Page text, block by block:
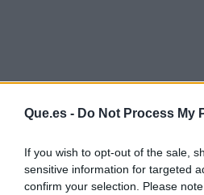
Que.es - Do Not Process My
If you wish to opt-out of the sale,
sensitive information for targeted
confirm your selection. Please